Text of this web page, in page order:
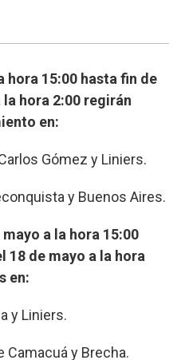
hora 15:00 hasta fin de
hora 2:00 regirán
en:
Gómez y Liniers.
y Buenos Aires.
a la hora 15:00
18 de mayo a la hora
en:
y Liniers.
Camacuá y Brecha.